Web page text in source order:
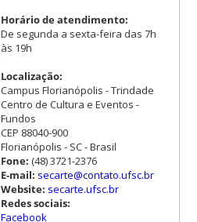
Horário de atendimento:
De segunda a sexta-feira das 7h
às 19h
Localização:
Campus Florianópolis - Trindade
Centro de Cultura e Eventos -
Fundos
CEP 88040-900
Florianópolis - SC - Brasil
Fone: (48) 3721-2376
E-mail: secarte@contato.ufsc.br
Website: secarte.ufsc.br
Redes sociais:
Facebook